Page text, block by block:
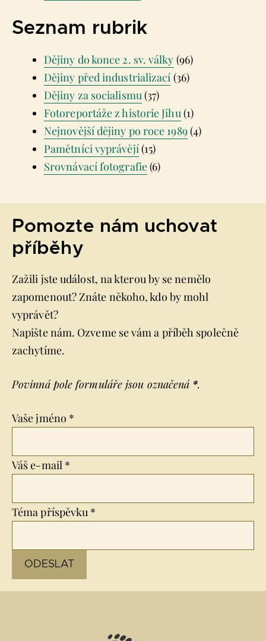
Seznam rubrik
Dějiny do konce 2. sv. války (96)
Dějiny před industrializací (36)
Dějiny za socialismu(37)
Fotoreportáže z historie Jihu(1)
Nejnovější dějiny po roce 1989(4)
Pamětníci vyprávějí(15)
Srovnávací fotografie(6)
Pomozte nám uchovat
příběhy
Zažili jste událost, na kterou by se nemělo
zapomenout? Znáte někoho, kdo by mohl
vyprávět?
Napište nám. Ozveme se vám a příběh společně
zachytíme.
Povinná pole formuláře jsou označená *.
Vaše jméno *
Váš e-mail *
Téma příspěvku *